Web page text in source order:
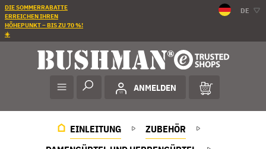
DIE SOMMERRABATTE
ERREICHEN IHREN
HÖHEPUNKT – BIS ZU 70 %!
☀️
DE
ANMELDEN
EINLEITUNG
ZUBEHÖR